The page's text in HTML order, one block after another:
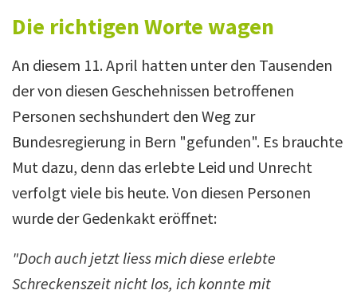
Die richtigen Worte wagen
An diesem 11. April hatten unter den Tausenden
der von diesen Geschehnissen betroffenen
Personen sechshundert den Weg zur
Bundesregierung in Bern "gefunden". Es brauchte
Mut dazu, denn das erlebte Leid und Unrecht
verfolgt viele bis heute. Von diesen Personen
wurde der Gedenkakt eröffnet:
"Doch auch jetzt liess mich diese erlebte
Schreckenszeit nicht los, ich konnte mit